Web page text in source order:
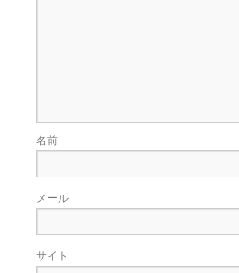
名前
メール
サイト